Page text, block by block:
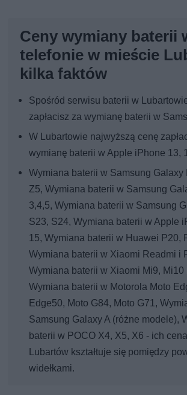
Ceny wymiany baterii
telefonie w mieście
kilka faktów
Spośród serwisu baterii w
zapłacisz za wymianę baterii w
W Lubartowie najwyższą cenę
wymianę baterii w Apple iPhone 13,
Wymiana baterii w Samsung Galaxy
Z5, Wymiana baterii w Samsung
3,4,5, Wymiana baterii w Samsung
S23, S24, Wymiana baterii w Apple
15, Wymiana baterii w Huawei P20,
Wymiana baterii w Xiaomi Readmi i
Wymiana baterii w Xiaomi Mi9, Mi10
Wymiana baterii w Motorola Moto
Edge50, Moto G84, Moto G71,
Samsung Galaxy A (różne modele),
baterii w POCO X4, X5, X6 - ich
Lubartów kształtuje się pomiędzy
widełkami.